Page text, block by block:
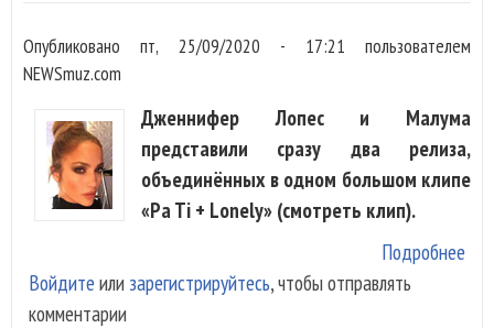
Опубликованопт, 25/09/2020 - 17:21 пользователем
NEWSmuz.com
Дженнифер Лопес и Малума
представили сразу два релиза,
объединённых в одном большом клипе
«Pa Ti + Lonely» (смотреть клип).
Подробнее
Войдите или зарегистрируйтесь, чтобы отправлять
комментарии